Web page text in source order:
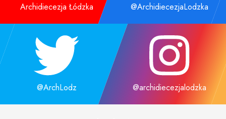
Archidiecezja Łódzka @ArchidiecezjaLodzka
@ArchLodz @archidiecezjalodzka